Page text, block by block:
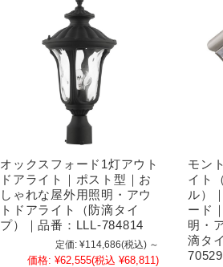
オックスフォード1灯アウト
ドアライト｜ポスト型｜お
しゃれな屋外用照明・アウ
トドアライト（防滴タイ
プ）｜品番：LLL-784814
定価: ¥114,686(税込) ～
価格: ¥62,555(税込 ¥68,811)
モン
イト
ル）
ード
明・
滴タ